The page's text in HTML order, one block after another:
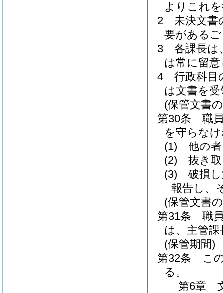
よりこれ
2
未決文書
要がある
3
各課長は
は常に留
4
行政科目
は文書を
(保管文書
第30条
職
を守らな
(1)
他の
(2)
抜き
(3)
破損
報告し、
(保管文書
第31条
職
は、主管
(保管期間)
第32条
こ
る。
第6章